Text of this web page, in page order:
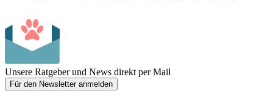
Unsere Ratgeber und News direkt per Mail
Für den Newsletter anmelden